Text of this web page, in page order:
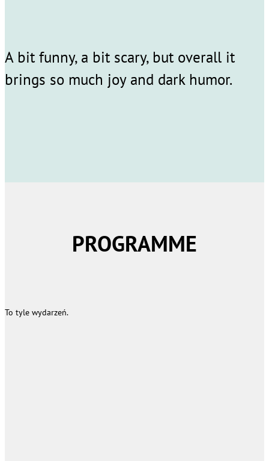
A bit funny, a bit scary, but overall it
brings so much joy and dark humor.
PROGRAMME
To tyle wydarzeń.